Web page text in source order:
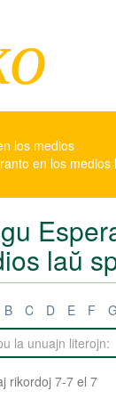
los medios
en los medios
laŭ
B C D E F G
rikordoj 7-7 el 7